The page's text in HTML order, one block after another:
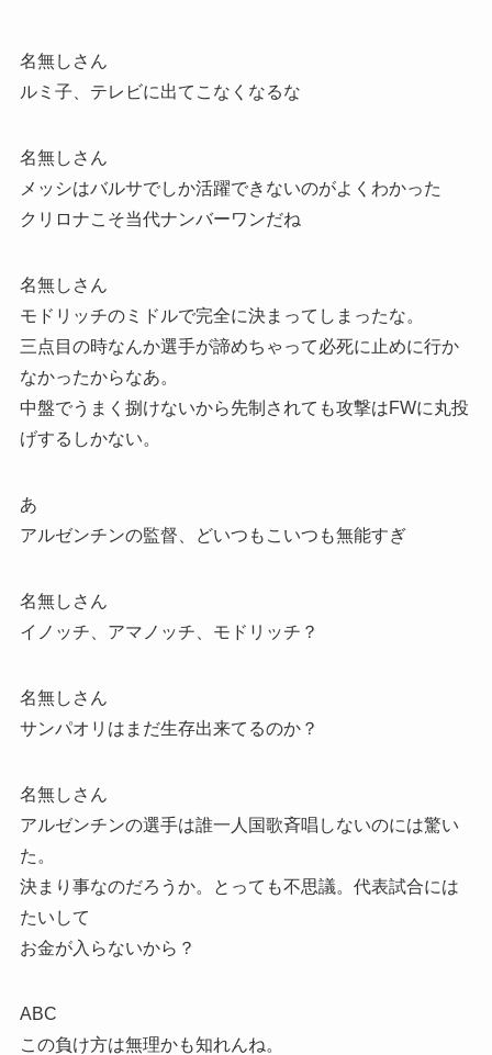
名無しさん
ルミ子、テレビに出てこなくなるな
名無しさん
メッシはバルサでしか活躍できないのがよくわかった
クリロナこそ当代ナンバーワンだね
名無しさん
モドリッチのミドルで完全に決まってしまったな。
三点目の時なんか選手が諦めちゃって必死に止めに行か
なかったからなあ。
中盤でうまく捌けないから先制されても攻撃はFWに丸投
げするしかない。
あ
アルゼンチンの監督、どいつもこいつも無能すぎ
名無しさん
イノッチ、アマノッチ、モドリッチ？
名無しさん
サンパオリはまだ生存出来てるのか？
名無しさん
アルゼンチンの選手は誰一人国歌斉唱しないのには驚い
た。
決まり事なのだろうか。とっても不思議。代表試合には
たいして
お金が入らないから？
ABC
この負け方は無理かも知れんね。